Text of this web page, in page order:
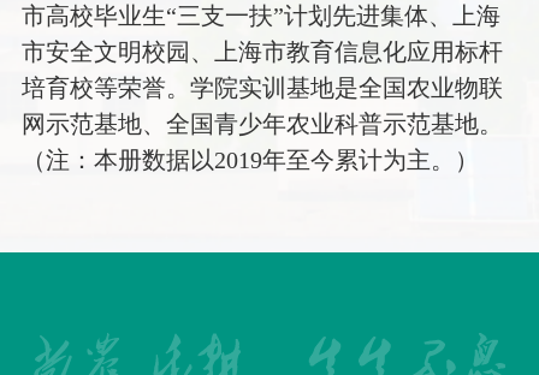
市高校毕业生“三支一扶”计划先进集体、上海
市安全文明校园、上海市教育信息化应用标杆
培育校等荣誉。学院实训基地是全国农业物联
网示范基地、全国青少年农业科普示范基地。
（注：本册数据以2019年至今累计为主。）